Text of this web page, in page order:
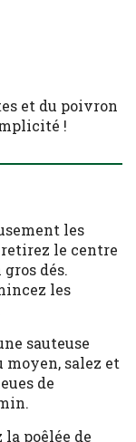
et du poivron
!
les
retirez le centre
dés.
les
sauteuse
moyen, salez et
de
poêlée de